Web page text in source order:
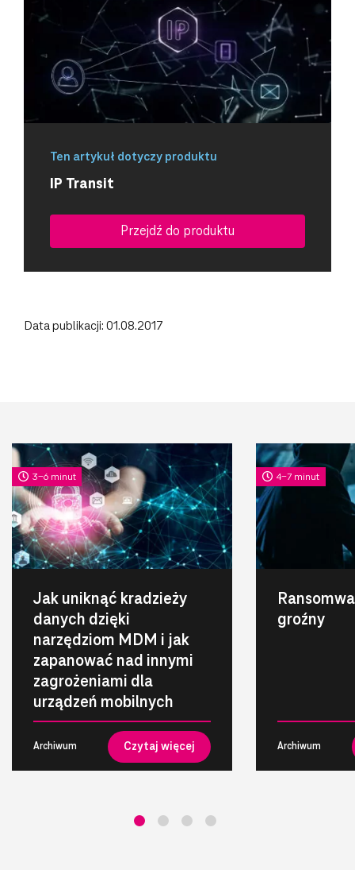
Ten artykuł dotyczy produktu
IP Transit
Przejdź do produktu
Data publikacji: 01.08.2017
3-6 minut
Jak uniknąć kradzieży
danych dzięki
narzędziom MDM i jak
zapanować nad innymi
zagrożeniami dla
urządzeń mobilnych
Archiwum Czytaj więcej
4-7 minut
groźny
Archiwum